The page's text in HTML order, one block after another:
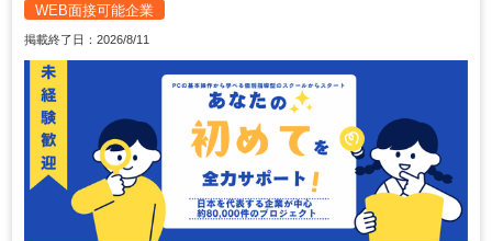
WEB面接可能企業
掲載終了日：2026/8/11